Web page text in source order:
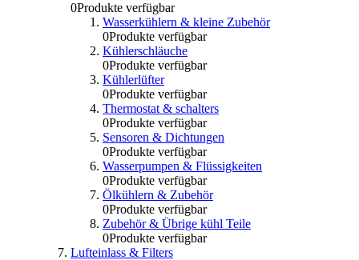
0Produkte verfügbar
Wasserkühlern & kleine Zubehör
0Produkte verfügbar
Kühlerschläuche
0Produkte verfügbar
Kühlerlüfter
0Produkte verfügbar
Thermostat & schalters
0Produkte verfügbar
Sensoren & Dichtungen
0Produkte verfügbar
Wasserpumpen & Flüssigkeiten
0Produkte verfügbar
Ölkühlern & Zubehör
0Produkte verfügbar
Zubehör & Übrige kühl Teile
0Produkte verfügbar
Lufteinlass & Filters